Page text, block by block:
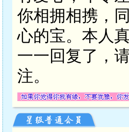
你相拥相携，
心的宝。本人
一一回复了，
注。